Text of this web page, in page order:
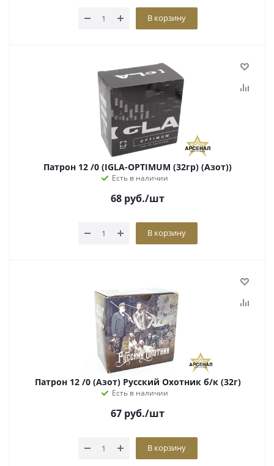
В корзину
Патрон 12 /0 (IGLA-OPTIMUM (32гр) (Азот))
Есть в наличии
68 руб./шт
В корзину
Патрон 12 /0 (Азот) Русский Охотник б/к (32г)
Есть в наличии
67 руб./шт
В корзину